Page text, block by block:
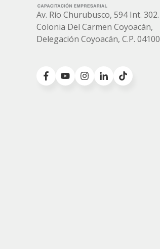
Av. Río Churubusco, 594 Int. 302.
Colonia Del Carmen Coyoacán,
Delegación Coyoacán, C.P. 04100